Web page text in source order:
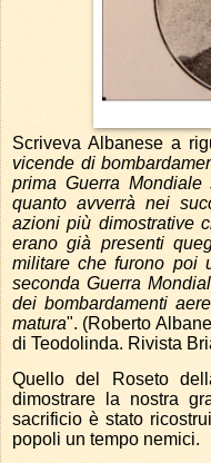
Scriveva Albanese a
vicende di
prima Guerra
quanto avverrà nei
azioni più dimostrative
erano già presenti
militare che furono poi
seconda Guerra
dei bombardamenti
matura". (Roberto
di Teodolinda. Rivista
Quello del Roseto
dimostrare la nostra
sacrificio è stato
popoli un tempo nemici.